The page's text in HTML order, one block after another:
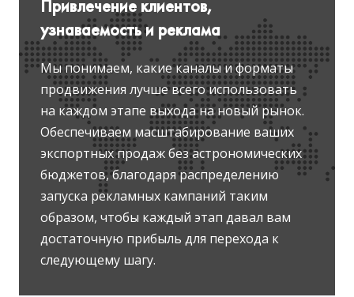
Привлечение клиентов,
узнаваемость и реклама
Мы понимаем, какие каналы и форматы
продвижения лучше всего использовать
на каждом этапе выхода на новый рынок.
Обеспечиваем масштабирование ваших
экспортных продаж без астрономических
бюджетов, благодаря распределению
запуска рекламных кампаний таким
образом, чтобы каждый этап давал вам
достаточную прибыль для перехода к
следующему шагу.